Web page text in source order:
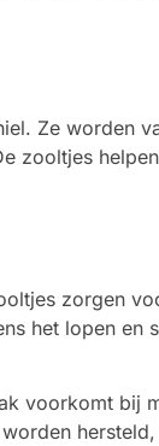
Ze worden
zooltjes
zorgen
het lopen en
voorkomt bij